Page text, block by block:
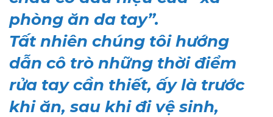
phòng ăn da tay”.
Tất nhiên chúng tôi hướng
dẫn cô trò những thời điểm
rửa tay cần thiết, ấy là trước
khi ăn, sau khi đi vệ sinh,